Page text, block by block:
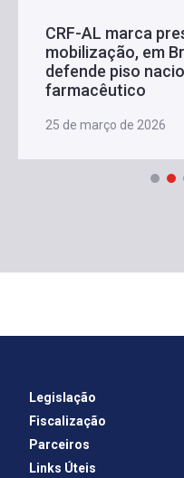
CRF-AL marca
mobilização, em
defende piso
farmacêutico
25 de março de 2026
Legislação
Fiscalização
Parceiros
Links Úteis